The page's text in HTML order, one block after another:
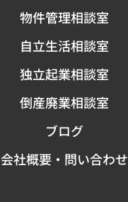
物件管理相談室
自立生活相談室
独立起業相談室
倒産廃業相談室
ブログ
会社概要・問い合わせ